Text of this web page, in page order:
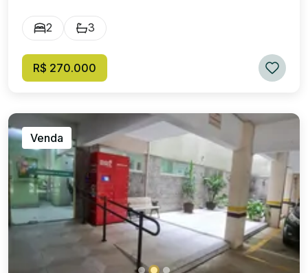
2 3
R$ 270.000
Venda